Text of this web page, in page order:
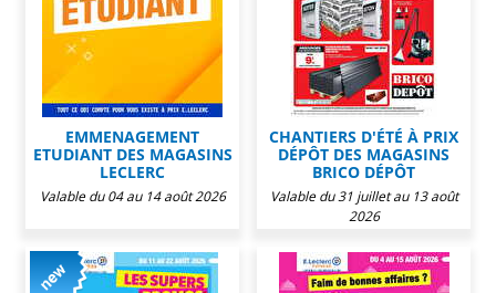
EMMENAGEMENT
ETUDIANT DES MAGASINS
LECLERC
Valable du 04 au 14 août 2026
CHANTIERS D'ÉTÉ À PRIX
DÉPÔT DES MAGASINS
BRICO DÉPÔT
Valable du 31 juillet au 13 août
2026